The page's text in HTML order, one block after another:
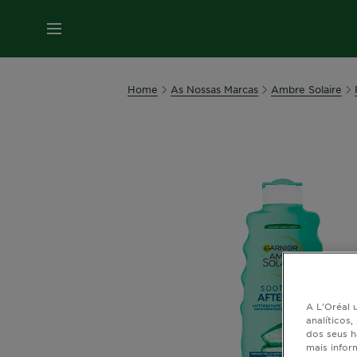
MENU
Home As Nossas Marcas Ambre Solaire
A L'Oréal
analíticos,
dos seus
mais